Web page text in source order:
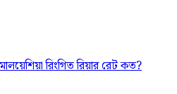
রিংগিত রিয়ার রেট কত?